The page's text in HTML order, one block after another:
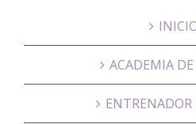
ACADEMIA
ENTRENADOR